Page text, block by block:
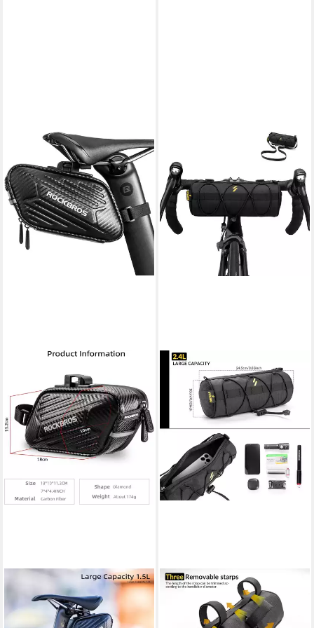
Satteltasche Fahrrad
Fahrradsitz Tasche (für MTB
ROCKBROS
Lenkertasche Multifunktionale
Fahrradtasche Lenker